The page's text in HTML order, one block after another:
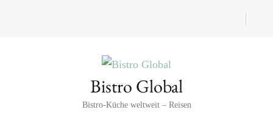
Bistro Global
Bistro-Küche weltweit – Reisen